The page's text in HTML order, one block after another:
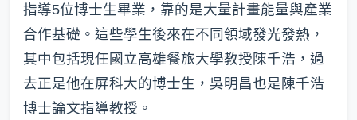
指導5位博士生畢業，靠的是大量計畫能量與產業
合作基礎。這些學生後來在不同領域發光發熱，
其中包括現任國立高雄餐旅大學教授陳千浩，過
去正是他在屏科大的博士生，吳明昌也是陳千浩
博士論文指導教授。